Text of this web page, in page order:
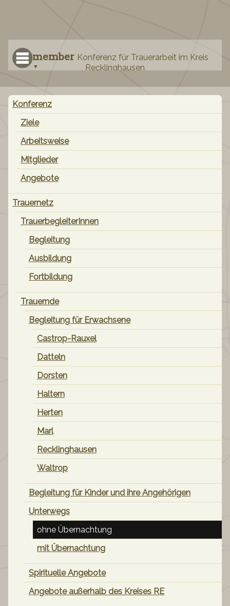
remember Konferenz für Trauerarbeit im Kreis
Recklinghausen
Navigation
überspringen
Konferenz
Ziele
Arbeitsweise
Mitglieder
Angebote
Trauernetz
TrauerbegleiterInnen
Begleitung
Ausbildung
Fortbildung
Trauernde
Begleitung für Erwachsene
Castrop-Rauxel
Datteln
Dorsten
Haltern
Herten
Marl
Recklinghausen
Waltrop
Begleitung für Kinder und ihre Angehörigen
Unterwegs
ohne Übernachtung
mit Übernachtung
Spirituelle Angebote
Angebote außerhalb des Kreises RE